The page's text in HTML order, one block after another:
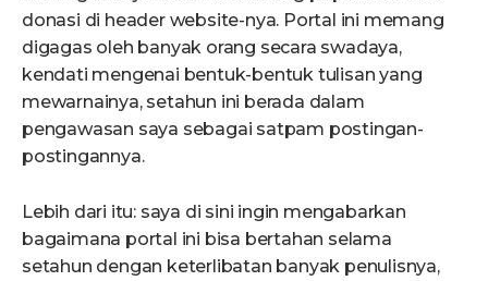
donasi di header website-nya. Portal ini memang
digagas oleh banyak orang secara swadaya,
kendati mengenai bentuk-bentuk tulisan yang
mewarnainya, setahun ini berada dalam
pengawasan saya sebagai satpam postingan-
postingannya.
Lebih dari itu: saya di sini ingin mengabarkan
bagaimana portal ini bisa bertahan selama
setahun dengan keterlibatan banyak penulisnya,